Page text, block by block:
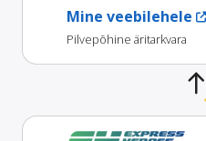
Mine veebilehele
Pilvepõhine äritarkvara